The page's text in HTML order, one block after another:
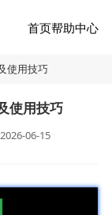
首页帮助中心
使用技巧
使用技巧
06-15